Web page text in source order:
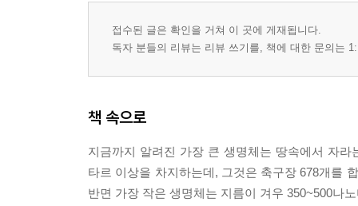
접수된 글은 확인을 거쳐 이 곳에 게재됩니다.
독자 분들의 리뷰는 리뷰 쓰기를, 책에 대한 문의는
책 속으로
지금까지 알려진 가장 큰 생명체는 땅속에서 자
타르 이상을 차지하는데, 그것은 축구장 678개를
반면 가장 작은 생명체는 지름이 겨우 350~500나